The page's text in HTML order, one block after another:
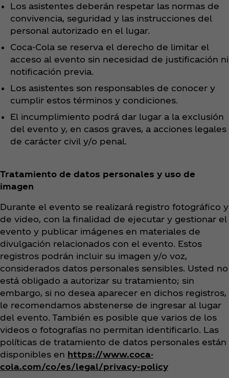
Los asistentes deberán respetar las normas de
convivencia, seguridad y las instrucciones del
personal autorizado en el lugar.
Coca‑Cola se reserva el derecho de limitar el
acceso al evento sin necesidad de justificación ni
notificación previa.
Los asistentes son responsables de conocer y
cumplir estos términos y condiciones.
El incumplimiento podrá dar lugar a la exclusión
del evento y, en casos graves, a acciones legales
de carácter civil y/o penal.
Tratamiento de datos personales y uso de
imagen
Durante el evento se realizará registro fotográfico y
de video, con la finalidad de ejecutar y gestionar el
evento y publicar imágenes en materiales de
divulgación relacionados con el evento. Estos
registros podrán incluir su imagen y/o voz,
considerados datos personales sensibles. Usted no
está obligado a autorizar su tratamiento; sin
embargo, si no desea aparecer en dichos registros,
le recomendamos abstenerse de ingresar al lugar
del evento. También es posible que varios de los
videos o fotografías no permitan identificarlo. Las
políticas de tratamiento de datos personales están
disponibles en https://www.coca-
cola.com/co/es/legal/privacy-policy